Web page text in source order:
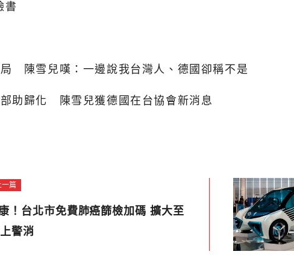
書
陳雪兒嘆：一邊說我台灣人、德國卻稱不是
助歸化 陳雪兒獲德國在台協會新消息
一篇
！台北市免費肺癌篩檢加碼 擴大至
警消